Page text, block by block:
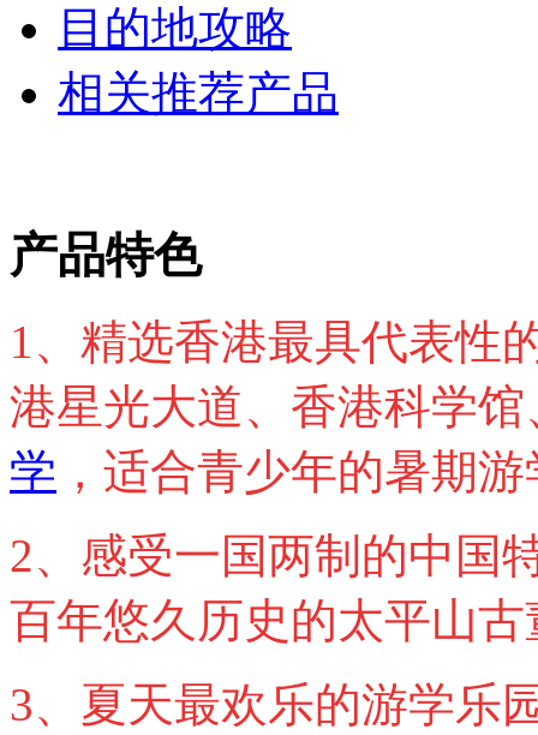
目的地攻略
相关推荐产品
产品特色
1、精选香港最具代表性
港星光大道、 香港科学馆
学 ，适合青少年的暑期
2、感受一国两制的中国
百年悠久历史的太平山
3、夏天最欢乐的游学乐